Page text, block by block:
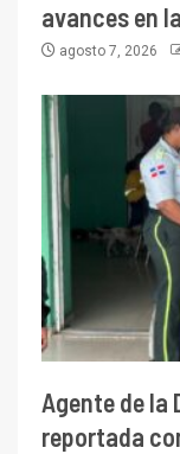
avances en
agosto 7, 2026
Agente de la
reportada